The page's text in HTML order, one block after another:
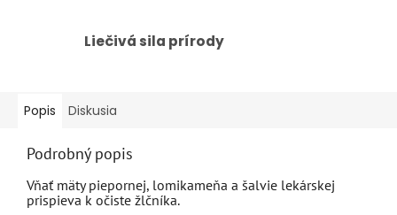
Liečivá sila prírody
Popis Diskusia
Podrobný popis
Vňať mäty piepornej, lomikameňa a šalvie lekárskej
prispieva k očiste žlčníka.